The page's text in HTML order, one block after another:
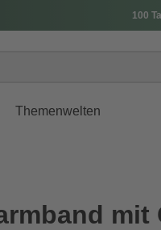
100
Themenwelten
mit